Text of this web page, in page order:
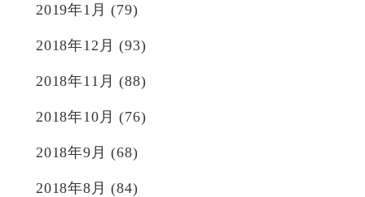
2019年1月 (79)
2018年12月 (93)
2018年11月 (88)
2018年10月 (76)
2018年9月 (68)
2018年8月 (84)